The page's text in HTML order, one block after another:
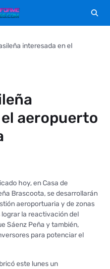
interesada en el
aeropuerto
hoy, en Casa de
Brascoota, se desarrollarán
aeroportuaria y de zonas
la reactivación del
Sáenz Peña y también,
para potenciar el
este lunes un